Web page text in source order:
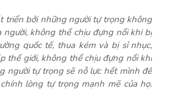
triển bởi những người tự trọng không
không thể chịu đựng nổi khi bị
quốc tế, thua kém và bị sỉ nhục,
thế giới, không thể chịu đựng nổi khi
người tự trọng sẽ nỗ lực hết mình để
lòng tự trọng mạnh mẽ của họ.